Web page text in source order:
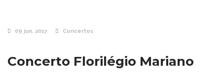
09 jun. 2017 Concertos
Concerto Florilégio Mariano